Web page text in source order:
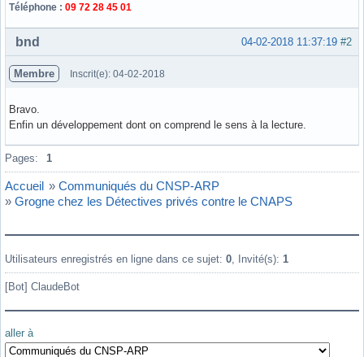
Téléphone : 09 72 28 45 01
Hors ligne #2
04-02-2018 11:37:19
bnd
Membre Inscrit(e): 04-02-2018
Bravo.
Enfin un développement dont on comprend le sens à la lecture.
Hors ligne
Pages: 1
Accueil » Communiqués du CNSP-ARP
» Grogne chez les Détectives privés contre le CNAPS
Utilisateurs enregistrés en ligne dans ce sujet: 0 , Invité(s): 1
[Bot] ClaudeBot
aller à